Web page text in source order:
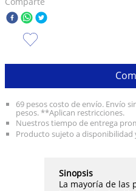
69 pesos costo de envío. Envío
pesos. **Aplican restricciones.
Nuestros tiempo de entrega
Producto sujeto a disponibilidad
Sinopsis
La mayoría de las
10